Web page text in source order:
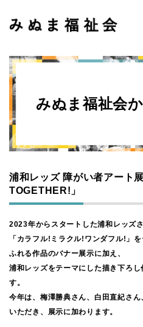
みぬま福祉会
浦和レッズ 障がい者アート
TOGETHER!」
2023年からスタートした浦和レッズ
「カラフル!ミラクル!ワンダフル!」
ふれる作品のバナー展示に加え、
浦和レッズをテーマにした描き下ろ
す。
今年は、梅澤勝典さん、白田直紀さ
いただき、展示に加わります。